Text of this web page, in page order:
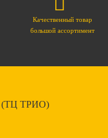
Качественный товар
большой ассортимент
(ТЦ ТРИО)